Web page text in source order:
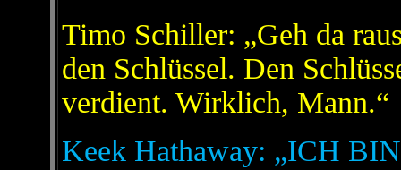
Timo Schiller: „Geh da
den Schlüssel. Den
verdient. Wirklich, Mann.“
Keek Hathaway: „ICH